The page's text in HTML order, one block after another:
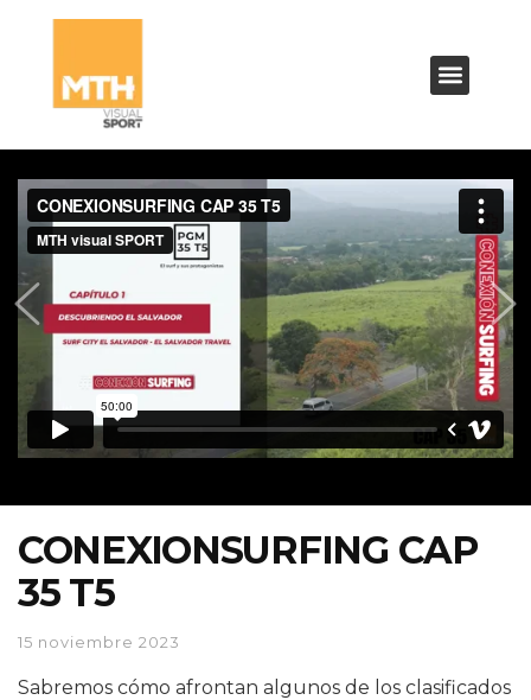
CONEXIONSURFING CAP
35 T5
15 noviembre 2023
Sabremos cómo afrontan algunos de los clasificados